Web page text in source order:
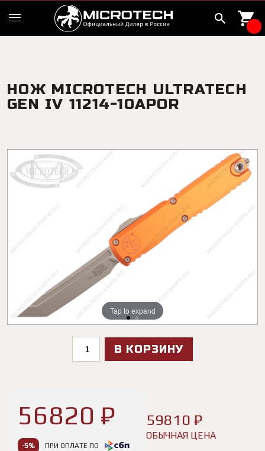
НОЖ MICROTECH ULTRATECH
GEN IV 11214-10APOR
Tap to expand
Tap to expand
В КОРЗИНУ
56820 ₽
-5% ПРИ ОПЛАТЕ ПО
59810 ₽
ОБЫЧНАЯ ЦЕНА